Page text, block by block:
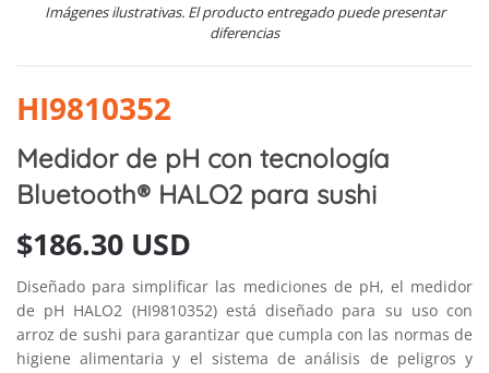
Imágenes ilustrativas. El producto entregado puede presentar
diferencias
HI9810352
Medidor de pH con tecnología
Bluetooth® HALO2 para sushi
$186.30 USD
Diseñado para simplificar las mediciones de pH, el medidor
de pH HALO2 (HI9810352) está diseñado para su uso con
arroz de sushi para garantizar que cumpla con las normas de
higiene alimentaria y el sistema de análisis de peligros y